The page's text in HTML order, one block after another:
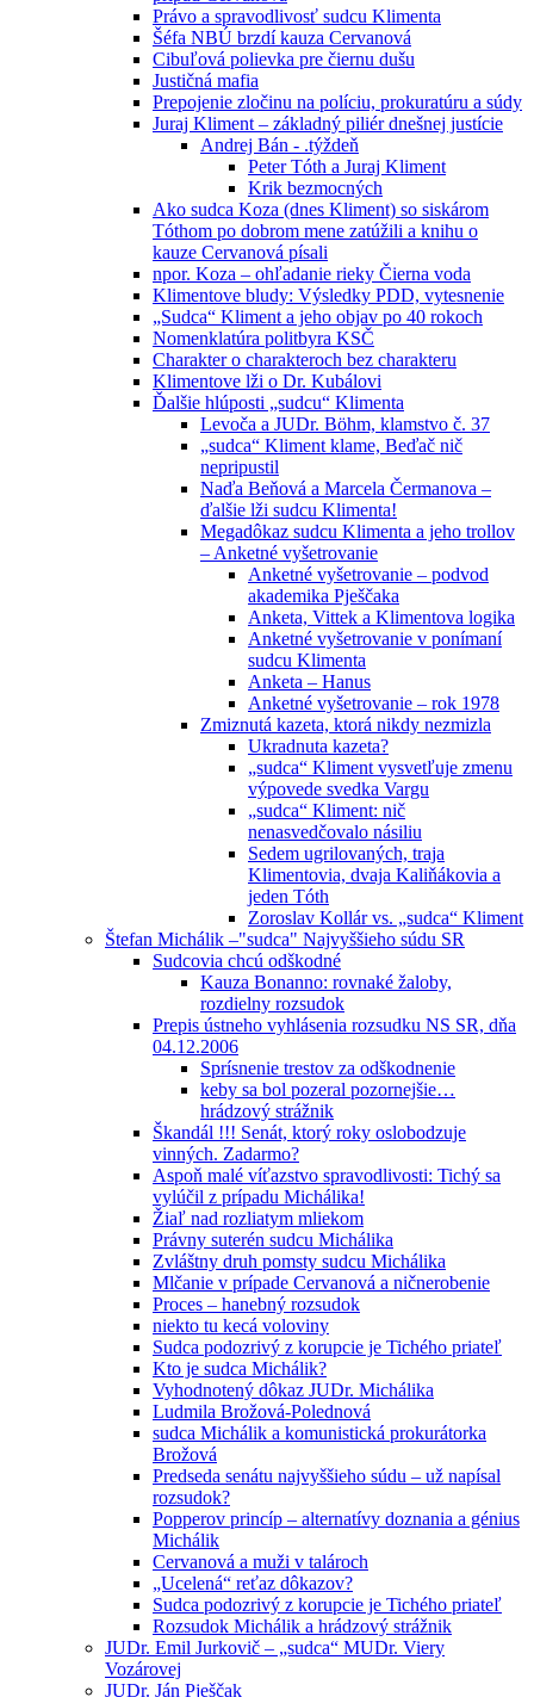
Právo a spravodlivosť sudcu Klimenta
Šéfa NBÚ brzdí kauza Cervanová
Cibuľová polievka pre čiernu dušu
Justičná mafia
Prepojenie zločinu na políciu, prokuratúru a súdy
Juraj Kliment – základný piliér dnešnej justície
Andrej Bán - .týždeň
Peter Tóth a Juraj Kliment
Krik bezmocných
Ako sudca Koza (dnes Kliment) so siskárom
Tóthom po dobrom mene zatúžili a knihu o
kauze Cervanová písali
npor. Koza – ohľadanie rieky Čierna voda
Klimentove bludy: Výsledky PDD, vytesnenie
„Sudca“ Kliment a jeho objav po 40 rokoch
Nomenklatúra politbyra KSČ
Charakter o charakteroch bez charakteru
Klimentove lži o Dr. Kubálovi
Ďalšie hlúposti „sudcu“ Klimenta
Levoča a JUDr. Böhm, klamstvo č. 37
„sudca“ Kliment klame, Beďač nič
nepripustil
Naďa Beňová a Marcela Čermanova –
ďalšie lži sudcu Klimenta!
Megadôkaz sudcu Klimenta a jeho trollov
– Anketné vyšetrovanie
Anketné vyšetrovanie – podvod
akademika Pješčaka
Anketa, Vittek a Klimentova logika
Anketné vyšetrovanie v ponímaní
sudcu Klimenta
Anketa – Hanus
Anketné vyšetrovanie – rok 1978
Zmiznutá kazeta, ktorá nikdy nezmizla
Ukradnuta kazeta?
„sudca“ Kliment vysvetľuje zmenu
výpovede svedka Vargu
„sudca“ Kliment: nič
nenasvedčovalo násiliu
Sedem ugrilovaných, traja
Klimentovia, dvaja Kaliňákovia a
jeden Tóth
Zoroslav Kollár vs. „sudca“ Kliment
Štefan Michálik –"sudca" Najvyššieho súdu SR
Sudcovia chcú odškodné
Kauza Bonanno: rovnaké žaloby,
rozdielny rozsudok
Prepis ústneho vyhlásenia rozsudku NS SR, dňa
04.12.2006
Sprísnenie trestov za odškodnenie
keby sa bol pozeral pozornejšie…
hrádzový strážnik
Škandál !!! Senát, ktorý roky oslobodzuje
vinných. Zadarmo?
Aspoň malé víťazstvo spravodlivosti: Tichý sa
vylúčil z prípadu Michálika!
Žiaľ nad rozliatym mliekom
Právny suterén sudcu Michálika
Zvláštny druh pomsty sudcu Michálika
Mlčanie v prípade Cervanová a ničnerobenie
Proces – hanebný rozsudok
niekto tu kecá voloviny
Sudca podozrivý z korupcie je Tichého priateľ
Kto je sudca Michálik?
Vyhodnotený dôkaz JUDr. Michálika
Ludmila Brožová-Polednová
sudca Michálik a komunistická prokurátorka
Brožová
Predseda senátu najvyššieho súdu – už napísal
rozsudok?
Popperov princíp – alternatívy doznania a génius
Michálik
Cervanová a muži v talároch
„Ucelená“ reťaz dôkazov?
Sudca podozrivý z korupcie je Tichého priateľ
Rozsudok Michálik a hrádzový strážnik
JUDr. Emil Jurkovič – „sudca“ MUDr. Viery
Vozárovej
JUDr. Ján Pješčak